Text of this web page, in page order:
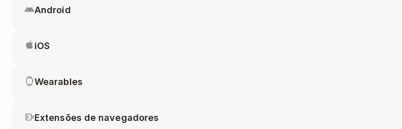
Android
iOS
Wearables
Extensões de navegadores